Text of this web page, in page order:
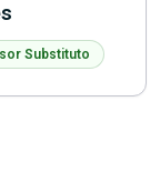
Substituto